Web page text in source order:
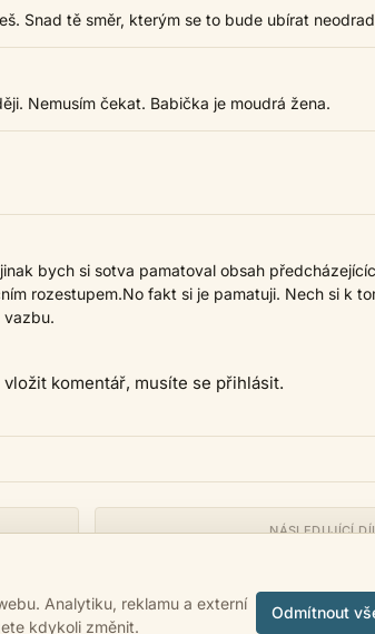
Snad tě směr, kterým se to bude ubírat
Nemusím čekat. Babička je moudrá žena.
bych si sotva pamatoval obsah
rozestupem.No fakt si je pamatuji. Nech si k
vazbu.
komentář, musíte se přihlásit.
NÁSLEDUJÍCÍ
Analytiku, reklamu a externí
kdykoli změnit.
Odmítnout